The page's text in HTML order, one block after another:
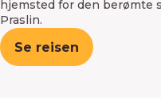
hjemsted for den berømte
Praslin.
Se reisen